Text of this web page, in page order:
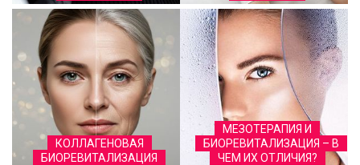
КОЛЛАГЕНОВАЯ
БИОРЕВИТАЛИЗАЦИЯ
МЕЗОТЕРАПИЯ И
БИОРЕВИТАЛИЗАЦИЯ – В
ЧЕМ ИХ ОТЛИЧИЯ?